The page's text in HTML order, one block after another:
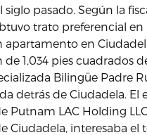
pasado. Según la
trato preferencial en
apartamento en
de 1,034 pies cuadrados
Bilingüe Padre
detrás de Ciudadela. El
Putnam LAC Holding
Ciudadela, interesaba el